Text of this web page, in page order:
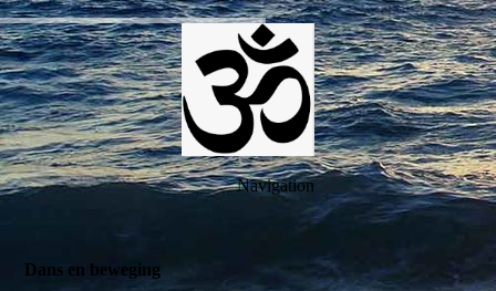
Navigation
Dans en beweging